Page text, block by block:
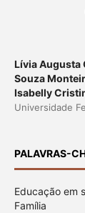
Lívia Augusta
Souza
Isabelly
Universidade
PALAVRAS-
Educação em
Família